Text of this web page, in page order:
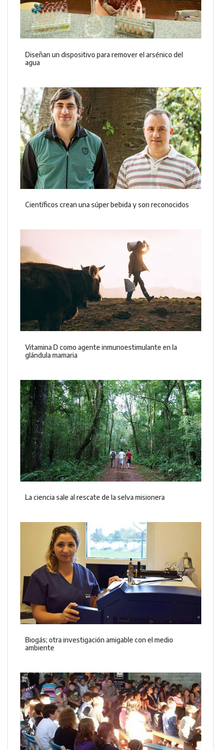
Diseñan un dispositivo para remover el arsénico del
agua
Científicos crean una súper bebida y son reconocidos
Vitamina D como agente inmunoestimulante en la
glándula mamaria
La ciencia sale al rescate de la selva misionera
Biogás; otra investigación amigable con el medio
ambiente